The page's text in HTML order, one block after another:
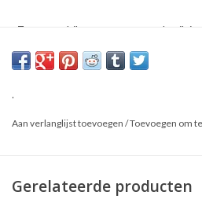
Zeer geschikte steen voor gebruik in
vlinders/insecten
Afmeting: +/- 3 tot 5cm
van de foto.
.
Aan verlanglijst toevoegen /Toevoegen om
Gerelateerde producten